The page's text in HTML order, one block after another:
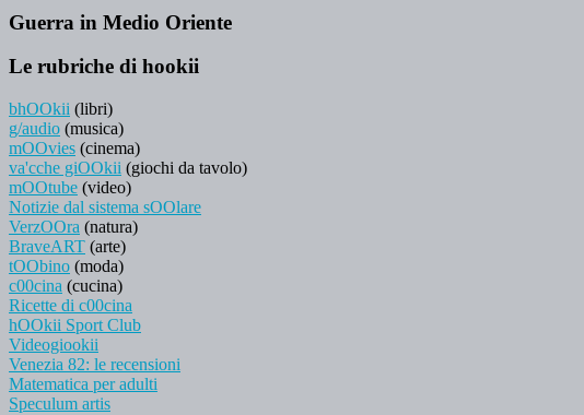
Guerra in Medio Oriente
Le rubriche di hookii
bhOOkii (libri)
g/audio (musica)
mOOvies (cinema)
va'cche giOOkii (giochi da tavolo)
mOOtube (video)
Notizie dal sistema sOOlare
VerzOOra (natura)
BraveART (arte)
tOObino (moda)
c00cina (cucina)
Ricette di c00cina
hOOkii Sport Club
Videogiookii
Venezia 82: le recensioni
Matematica per adulti
Speculum artis